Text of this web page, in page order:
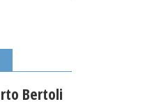
Bertoli